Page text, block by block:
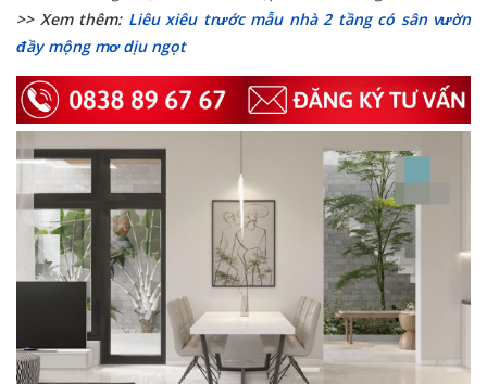
>> Xem thêm: Liêu xiêu trước mẫu nhà 2 tầng có sân vườn
đầy mộng mơ dịu ngọt